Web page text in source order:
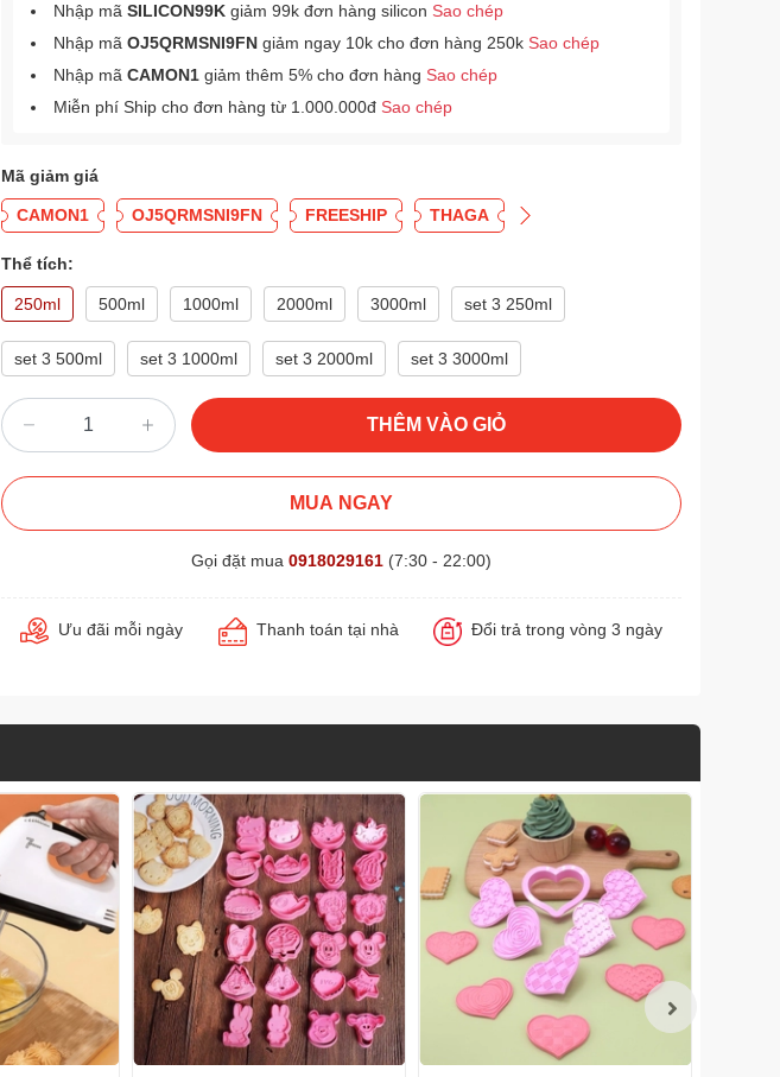
Nhập mã SILICON99K giảm 99k đơn hàng silicon Sao chép
Nhập mã OJ5QRMSNI9FN giảm ngay 10k cho đơn hàng 250k Sao chép
Nhập mã CAMON1 giảm thêm 5% cho đơn hàng Sao chép
Miễn phí Ship cho đơn hàng từ 1.000.000đ Sao chép
Mã giảm giá
CAMON1 OJ5QRMSNI9FN FREESHIP THAGA
Thể tích:
250ml 500ml 1000ml 2000ml 3000ml set 3 250ml
set 3 500ml set 3 1000ml set 3 2000ml set 3 3000ml
THÊM VÀO GIỎ
MUA NGAY
Gọi đặt mua 0918029161 (7:30 - 22:00)
Ưu đãi mỗi ngày Thanh toán tại nhà Đổi trả trong vòng 3 ngày